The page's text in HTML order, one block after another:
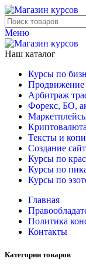
Меню
Наш каталог
Курсы по
Продвижение
Арбитраж
Форекс, БО,
Криптовалюта
Тексты и
Создание
Курсы по
Курсы по
Курсы по
Главная
Политика
Контакты
Категории товаров